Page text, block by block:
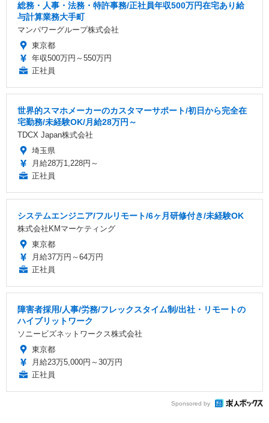
総務・人事・法務・特許事務/正社員年収500万円在宅あり給
与計算業務大手町
マンパワーグループ株式会社
東京都
年収500万円～550万円
正社員
世界的スマホメーカーのカスタマーサポート/初日から完全在
宅勤務/未経験OK/月給28万円～
TDCX Japan株式会社
埼玉県
月給28万1,228円～
正社員
システムエンジニア/フルリモート/6ヶ月研修付き/未経験OK
株式会社KMマーケティング
東京都
月給37万円～64万円
正社員
障害者採用/人事/労務/フレックスタイム制/出社・リモートの
ハイブリットワーク
ソニービズネットワークス株式会社
東京都
月給23万5,000円～30万円
正社員
Sponsored by